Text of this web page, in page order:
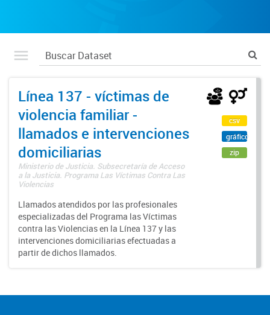
Línea 137 - víctimas de
violencia familiar -
llamados e intervenciones
domiciliarias
Ministerio de Justicia. Subsecretaría de Acceso
a la Justicia. Programa Las Víctimas Contra Las
Violencias
Llamados atendidos por las profesionales
especializadas del Programa las Víctimas
contra las Violencias en la Línea 137 y las
intervenciones domiciliarias efectuadas a
partir de dichos llamados.
csv
gráfico
zip